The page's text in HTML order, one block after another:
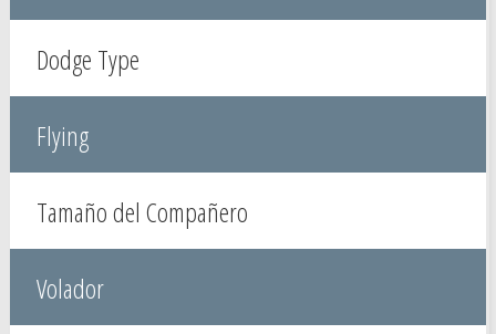
Dodge Type
Flying
Tamaño del Compañero
Volador